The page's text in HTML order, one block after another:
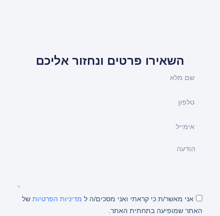
השאירו פרטים ונחזור אליכם
אני מאשר/ת כי קראתי ואני מסכים/ה ל מדיניות הפרטיותשל
האתר שמופיעה בתחתית האתר.